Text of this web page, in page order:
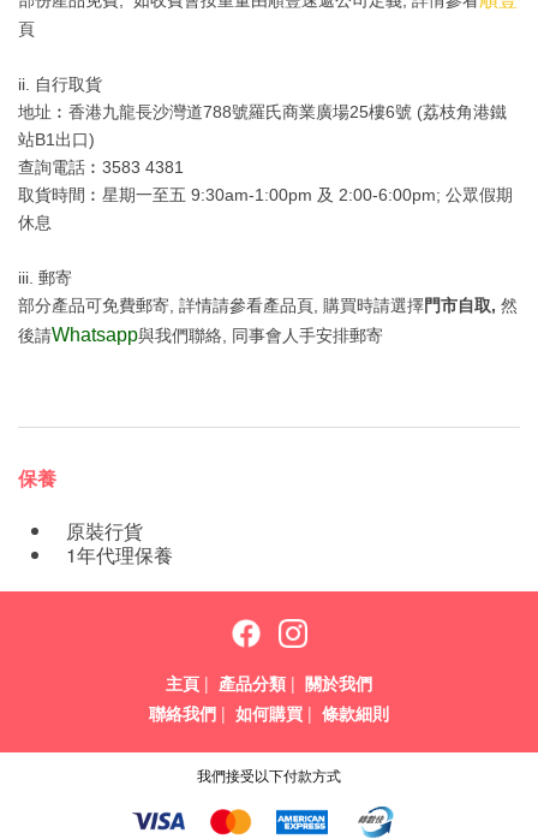
頁
ii. 自行取貨
地址︰香港九龍長沙灣道788號羅氏商業廣場25樓6號 (荔枝角港鐵
站B1出口)
查詢電話︰3583 4381
取貨時間︰星期一至五 9:30am-1:00pm 及 2:00-6:00pm; 公眾假期
休息
iii. 郵寄
部分產品可免費郵寄, 詳情請參看產品頁, 購買時請選擇門市自取, 然
後請Whatsapp與我們聯絡, 同事會人手安排郵寄
保養
原裝行貨
1年代理保養
主頁 | 產品分類 | 關於我們
聯絡我們 | 如何購買 | 條款細則
我們接受以下付款方式